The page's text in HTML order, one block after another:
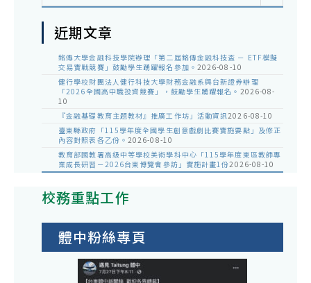
近期文章
銘傳大學金融科技學院辦理「第二屆銘傳金融科技盃 － ETF模擬
交易實戰競賽」鼓勵學生踴躍報名參加。 2026-08-10
健行學校財團法人健行科技大學財務金融系與台新證券辦理
「2026全國高中職投資競賽」，鼓勵學生踴躍報名。 2026-08-
10
『金融基礎教育主題教材』推廣工作坊」活動資訊2026-08-10
臺東縣政府「115學年度全國學生創意戲劇比賽實施要點」及修正
內容對照表各乙份。 2026-08-10
教育部國教署高級中等學校美術學科中心「115學年度東區教師專
業成長研習－2026台東博覽會參訪」實施計畫1份2026-08-10
校務重點工作
體中粉絲專頁